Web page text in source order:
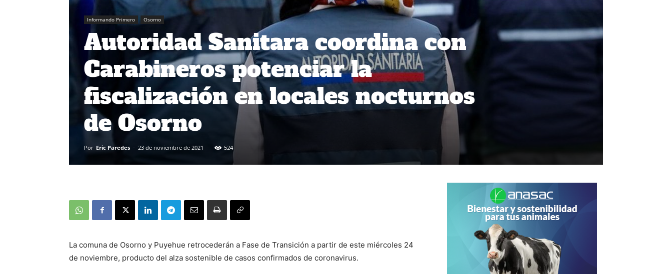
Informando Primero Osorno
Autoridad Sanitara coordina con
Carabineros potenciar la
fiscalización en locales nocturnos
de Osorno
Por Eric Paredes - 23 de noviembre de 2021 524
La comuna de Osorno y Puyehue retrocederán a Fase de Transición a partir de este miércoles 24
de noviembre, producto del alza sostenible de casos confirmados de coronavirus.